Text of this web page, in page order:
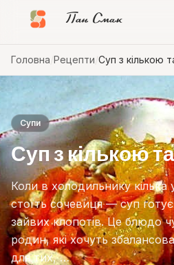
Пан Смак
Головна Рецепти Суп з кількою
Супи
Суп з кількою
Коли в холодильнику кілька
стоїть сочевиця — суп
зайвих клопотів. Це блюдо
родин, які хочуть
для тих, …